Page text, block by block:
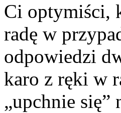
Ci optymiści,
radę w
odpowiedzi
karo z ręki w
„upchnie się”